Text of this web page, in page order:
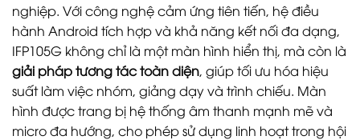
nghiệp. Với công nghệ cảm ứng tiên tiến, hệ điều
hành Android tích hợp và khả năng kết nối đa dạng,
IFP105G không chỉ là một màn hình hiển thị, mà còn là
giải pháp tương tác toàn diện, giúp tối ưu hóa hiệu
suất làm việc nhóm, giảng dạy và trình chiếu. Màn
hình được trang bị hệ thống âm thanh mạnh mẽ và
micro đa hướng, cho phép sử dụng linh hoạt trong hội